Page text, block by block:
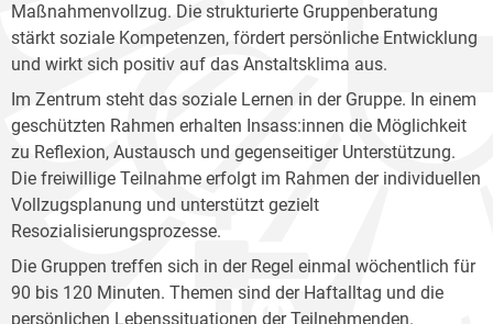
Maßnahmenvollzug. Die strukturierte Gruppenberatung
stärkt soziale Kompetenzen, fördert persönliche Entwicklung
und wirkt sich positiv auf das Anstaltsklima aus.
Im Zentrum steht das soziale Lernen in der Gruppe. In einem
geschützten Rahmen erhalten Insass:innen die Möglichkeit
zu Reflexion, Austausch und gegenseitiger Unterstützung.
Die freiwillige Teilnahme erfolgt im Rahmen der individuellen
Vollzugsplanung und unterstützt gezielt
Resozialisierungsprozesse.
Die Gruppen treffen sich in der Regel einmal wöchentlich für
90 bis 120 Minuten. Themen sind der Haftalltag und die
persönlichen Lebenssituationen der Teilnehmenden.